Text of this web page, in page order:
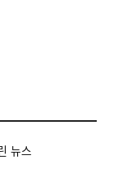
뉴스